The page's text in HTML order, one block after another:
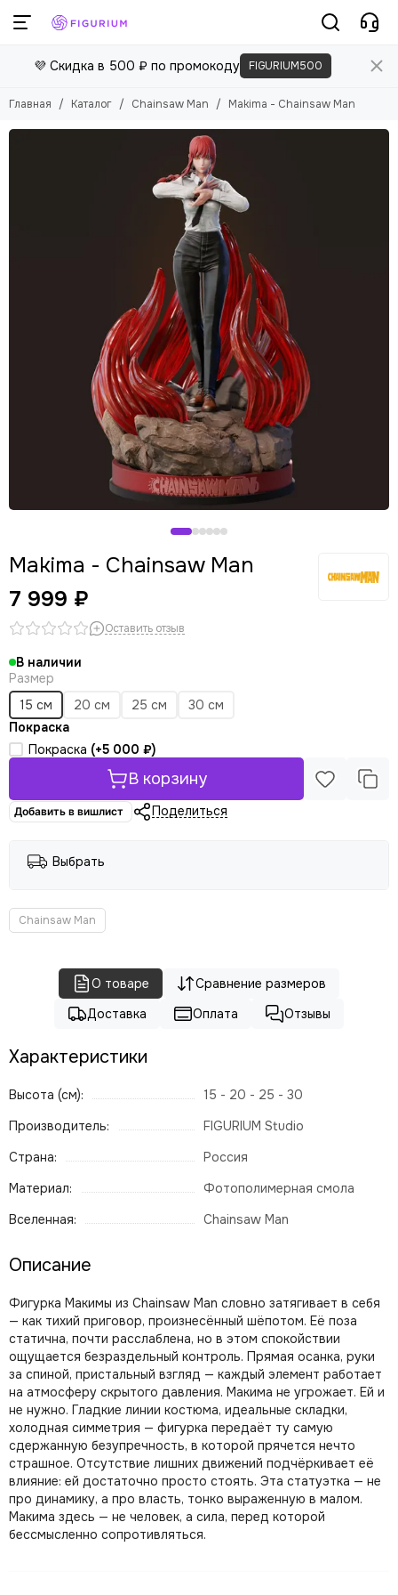
💜 Скидка в 500 ₽ по промокоду FIGURIUM500
Главная Каталог Chainsaw Man Makima - Chainsaw Man
Makima - Chainsaw Man
7 999 ₽
Оставить отзыв
В наличии
Размер
15 см
20 см 25 см
30 см
Покраска
Покраска (+5 000 ₽)
В корзину
Добавить в вишлист Поделиться
Выбрать
Chainsaw Man
О товаре
Сравнение размеров
Доставка
Оплата Отзывы
Характеристики
Высота (см):
15 - 20 - 25 - 30
Производитель:
FIGURIUM Studio
Страна:
Россия
Материал:
Фотополимерная смола
Вселенная:
Chainsaw Man
Описание
Фигурка Макимы из Chainsaw Man словно затягивает в себя
— как тихий приговор, произнесённый шёпотом. Её поза
статична, почти расслаблена, но в этом спокойствии
ощущается безраздельный контроль. Прямая осанка, руки
за спиной, пристальный взгляд — каждый элемент работает
на атмосферу скрытого давления. Макима не угрожает. Ей и
не нужно. Гладкие линии костюма, идеальные складки,
холодная симметрия — фигурка передаёт ту самую
сдержанную безупречность, в которой прячется нечто
страшное. Отсутствие лишних движений подчёркивает её
влияние: ей достаточно просто стоять. Эта статуэтка — не
про динамику, а про власть, тонко выраженную в малом.
Макима здесь — не человек, а сила, перед которой
бессмысленно сопротивляться.